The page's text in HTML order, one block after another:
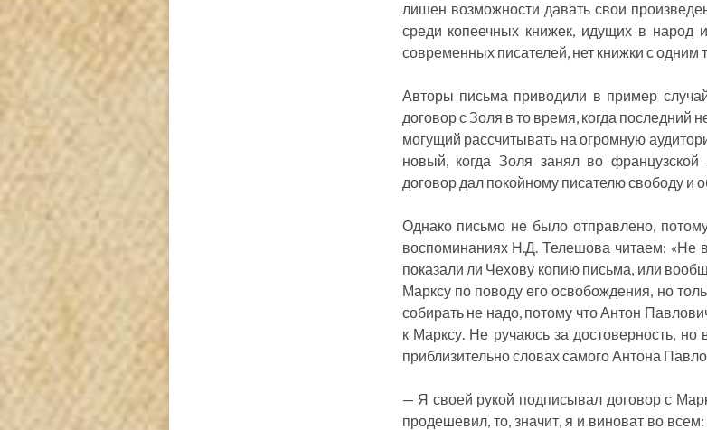
лишен возможности давать свои
среди копеечных книжек, идущих в народ
современных писателей, нет книжки с
Авторы письма приводили в пример
договор с Золя в то время, когда последний
могущий рассчитывать на огромную
новый, когда Золя занял во
договор дал покойному писателю свободу и
Однако письмо не было отправлено,
воспоминаниях Н.Д. Телешова читаем: «Не
показали ли Чехову копию письма, или
Марксу по поводу его освобождения, но
собирать не надо, потому что Антон
к Марксу. Не ручаюсь за достоверность, но
приблизительно словах самого Антона
— Я своей рукой подписывал договор с
продешевил, то, значит, я и виноват во